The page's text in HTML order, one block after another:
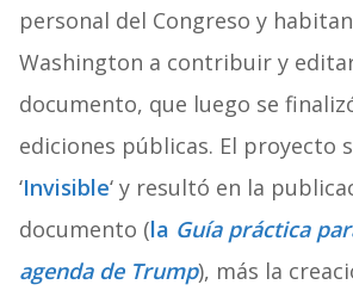
personal del Congreso y
Washington a contribuir y
documento, que luego se
ediciones públicas. El proyecto
‘Invisible‘ y resultó en la
documento (la Guía práctica
agenda de Trump), más la